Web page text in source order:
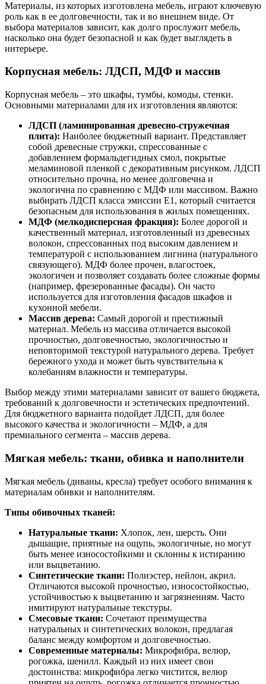
Материалы, из которых изготовлена мебель, играют ключевую
роль как в ее долговечности, так и во внешнем виде. От
выбора материалов зависит, как долго прослужит мебель,
насколько она будет безопасной и как будет выглядеть в
интерьере.
Корпусная мебель: ЛДСП, МДФ и массив
Корпусная мебель – это шкафы, тумбы, комоды, стенки.
Основными материалами для их изготовления являются:
ЛДСП (ламинированная древесно-стружечная
плита): Наиболее бюджетный вариант. Представляет
собой древесные стружки, спрессованные с
добавлением формальдегидных смол, покрытые
меламиновой пленкой с декоративным рисунком. ЛДСП
относительно прочна, но менее долговечна и
экологична по сравнению с МДФ или массивом. Важно
выбирать ЛДСП класса эмиссии Е1, который считается
безопасным для использования в жилых помещениях.
МДФ (мелкодисперсная фракция): Более дорогой и
качественный материал, изготовленный из древесных
волокон, спрессованных под высоким давлением и
температурой с использованием лигнина (натурального
связующего). МДФ более прочен, влагостоек,
экологичен и позволяет создавать более сложные формы
(например, фрезерованные фасады). Он часто
используется для изготовления фасадов шкафов и
кухонной мебели.
Массив дерева: Самый дорогой и престижный
материал. Мебель из массива отличается высокой
прочностью, долговечностью, экологичностью и
неповторимой текстурой натурального дерева. Требует
бережного ухода и может быть чувствительна к
колебаниям влажности и температуры.
Выбор между этими материалами зависит от вашего бюджета,
требований к долговечности и эстетических предпочтений.
Для бюджетного варианта подойдет ЛДСП, для более
высокого качества и экологичности – МДФ, а для
премиального сегмента – массив дерева.
Мягкая мебель: ткани, обивка и наполнители
Мягкая мебель (диваны, кресла) требует особого внимания к
материалам обивки и наполнителям.
Типы обивочных тканей:
Натуральные ткани: Хлопок, лен, шерсть. Они
дышащие, приятные на ощупь, экологичные, но могут
быть менее износостойкими и склонны к истиранию
или выцветанию.
Синтетические ткани: Полиэстер, нейлон, акрил.
Отличаются высокой прочностью, износостойкостью,
устойчивостью к выцветанию и загрязнениям. Часто
имитируют натуральные текстуры.
Смесовые ткани: Сочетают преимущества
натуральных и синтетических волокон, предлагая
баланс между комфортом и долговечностью.
Современные материалы: Микрофибра, велюр,
рогожка, шенилл. Каждый из них имеет свои
достоинства: микрофибра легко чистится, велюр